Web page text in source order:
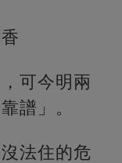
可今明兩
譜」。
法住的危